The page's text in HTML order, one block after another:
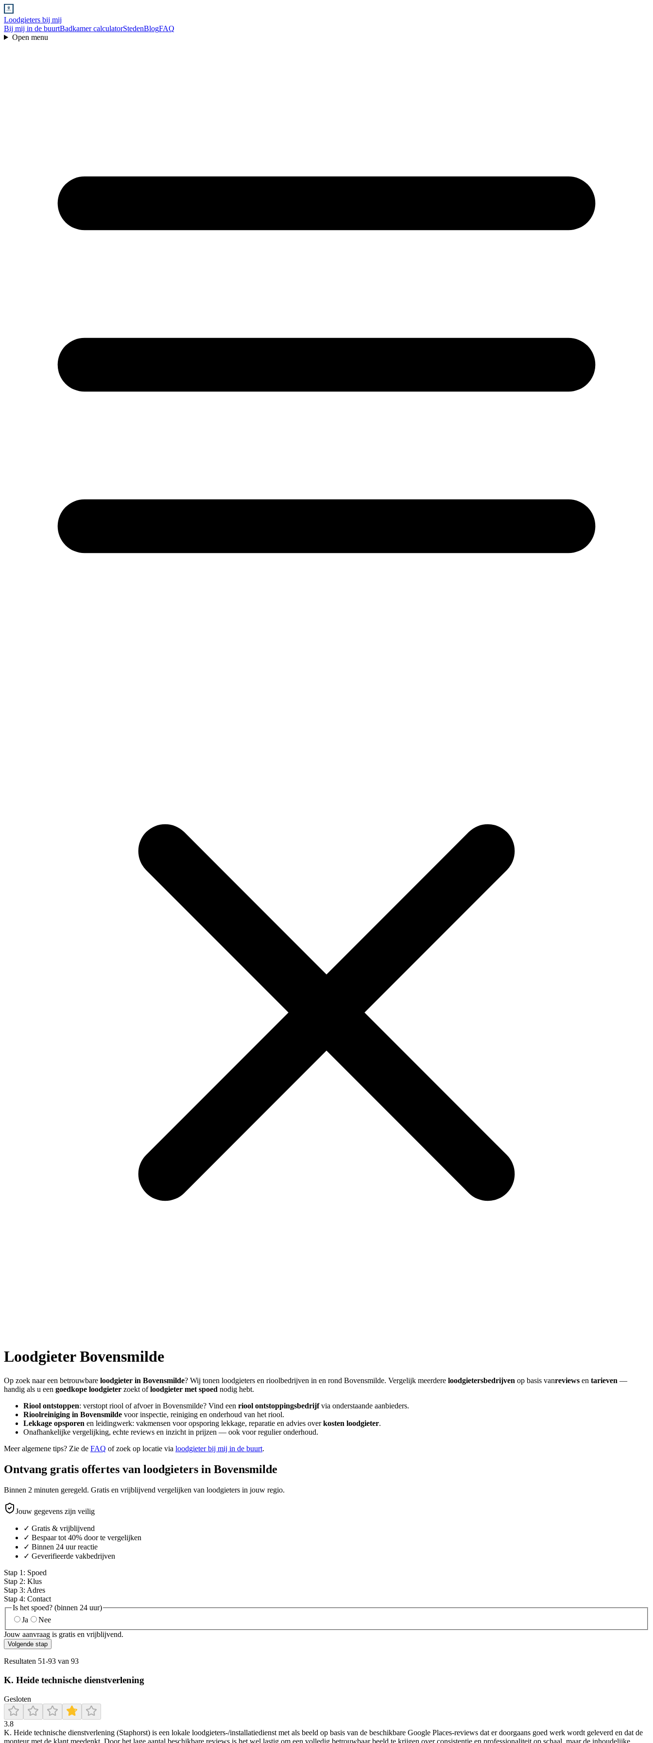
Loodgieters bij mij
Bij mij in de buurtBadkamer calculatorStedenBlogFAQ
Open menu
LoodgieterBovensmilde
Op zoek naar een betrouwbare loodgieter in Bovensmilde? Wij tonen loodgieters en rioolbedrijven in en rond Bovensmilde. Vergelijk meerdere loodgietersbedrijven op basis vanreviews en tarieven —
handig als u een goedkope loodgieter zoekt ofloodgieter met spoed nodig hebt.
Riool ontstoppen: verstopt riool of afvoer in Bovensmilde? Vind een riool ontstoppingsbedrijfvia onderstaande aanbieders.
Rioolreiniging in Bovensmilde voor inspectie, reiniging en onderhoud van het riool.
Lekkage opsporen en leidingwerk: vakmensen voor opsporing lekkage, reparatie en advies overkosten loodgieter.
Onafhankelijke vergelijking, echte reviews en inzicht in prijzen — ook voor regulier onderhoud.
Meer algemene tips? Zie de FAQ of zoek op locatie via loodgieter bij mij in de buurt.
Ontvang gratis offertes van loodgieters in Bovensmilde
Binnen 2 minuten geregeld. Gratis en vrijblijvend vergelijken van loodgieters in jouw regio.
Jouw gegevens zijn veilig
✓ Gratis & vrijblijvend
✓ Bespaar tot 40% door te vergelijken
✓ Binnen 24 uur reactie
✓ Geverifieerde vakbedrijven
Stap 1 : Spoed
Stap 2: Klus
Stap 3: Adres
Stap 4: Contact
Is het spoed? (binnen 24 uur)
Ja
Nee
Jouw aanvraag is gratis en vrijblijvend.
Volgende stap
Resultaten 51-93 van 93
K. Heide technische dienstverlening
Gesloten
3.8
K. Heide technische dienstverlening (Staphorst) is een lokale loodgieters-/installatiedienst met als beeld op basis van de beschikbare Google Places-reviews dat er doorgaans goed werk wordt geleverd en dat de
monteur met de klant meedenkt. Door het lage aantal beschikbare reviews is het wel lastig om een volledig betrouwbaar beeld te krijgen over consistentie en professionaliteit op schaal, maar de inhoudelijke